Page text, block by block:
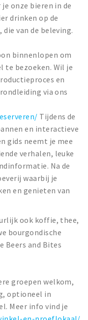
onze bieren in de
drinken op de
van de beleving.
binnenlopen om
te bezoeken. Wil je
en
via ons
Tijdens de
en interactieve
gids neemt je mee
verhalen, leuke
Na de
waarbij je
en genieten van
ook koffie, thee,
bourgondische
Beers and Bites
groepen welkom,
optioneel in
Meer info vind je